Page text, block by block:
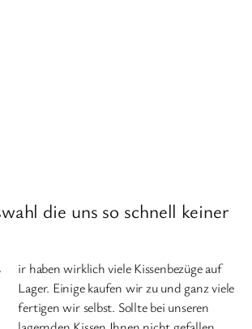
die uns so schnell keiner
ir haben wirklich viele Kissenbezüge auf
Lager. Einige kaufen wir zu und ganz viele
fertigen wir selbst. Sollte bei unseren